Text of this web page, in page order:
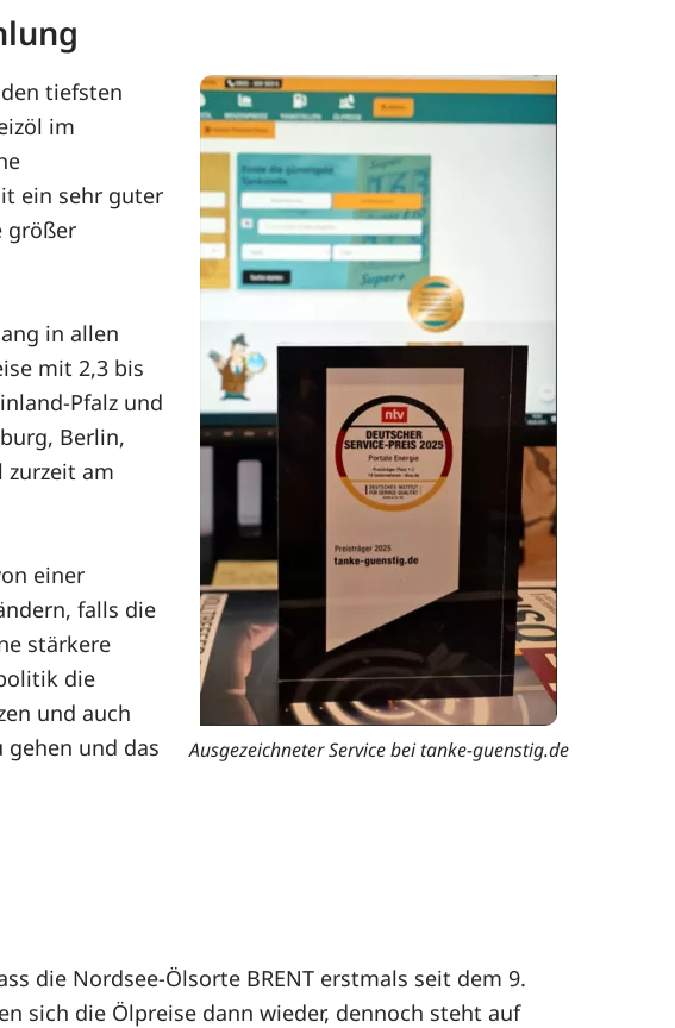
Ausgezeichneter Service bei tanke-guenstig.de
tiefsten
im
ein sehr guter
größer
in allen
mit 2,3 bis
Pfalz und
Berlin,
zurzeit am
einer
falls die
stärkere
die
und auch
und das
die Nordsee-Ölsorte BRENT erstmals seit dem 9.
sich die Ölpreise dann wieder, dennoch steht auf